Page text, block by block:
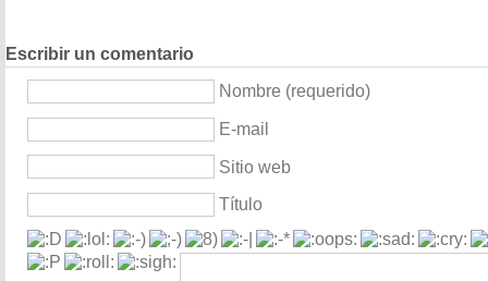
Escribir un comentario
Nombre (requerido)
E-mail
Sitio web
Título